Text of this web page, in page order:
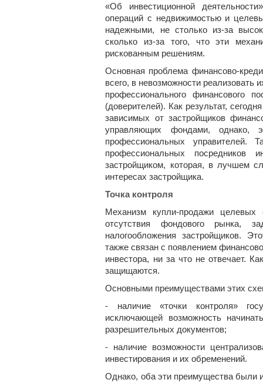
«Об инвестиционной
операций с недвижимостью и
надежными, не столько из-за
сколько из-за того, что эти
рискованным решениям.
Основная проблема финансово-
всего, в невозможности реализовать
профессионального финансового
(доверителей). Как результат,
зависимых от застройщиков
управляющих фондами, однако,
профессиональных
профессиональных
застройщиком, которая, в лучшем
интересах застройщика.
Точка контроля
Механизм купли-продажи целевых
отсутствия фондового рынка,
налогообложения застройщиков.
также связан с появлением
инвестора, ни за что не отвечает.
защищаются.
Основными преимуществами этих
- наличие «точки контроля»
исключающей возможность
разрешительных документов;
- наличие возможности
инвестирования и их обременений.
Однако, оба эти преимущества были